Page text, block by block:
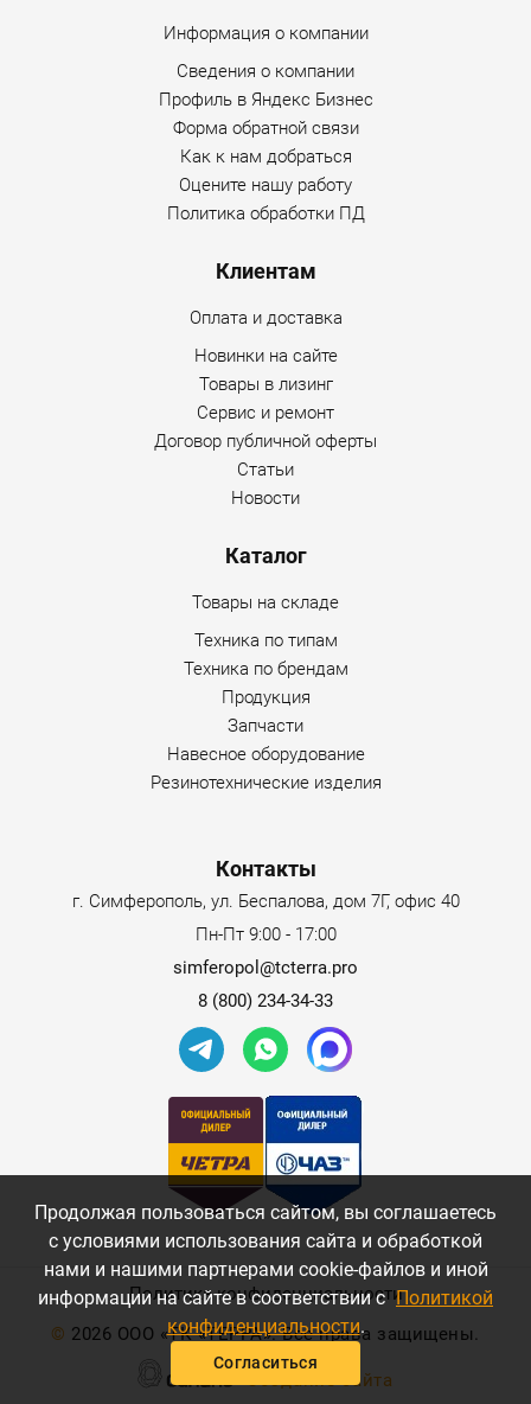
Информация о компании
Сведения о компании
Профиль в Яндекс Бизнес
Форма обратной связи
Как к нам добраться
Оцените нашу работу
Политика обработки ПД
Клиентам
Оплата и доставка
Новинки на сайте
Товары в лизинг
Сервис и ремонт
Договор публичной оферты
Статьи
Новости
Каталог
Товары на складе
Техника по типам
Техника по брендам
Продукция
Запчасти
Навесное оборудование
Резинотехнические изделия
Контакты
г. Симферополь, ул. Беспалова, дом 7Г, офис 40
Пн-Пт 9:00 - 17:00
simferopol@tcterra.pro
8 (800) 234-34-33
© 2026 ООО «ТК «ТЕРРА». Все права защищены.
Политика конфиденциальности
Создание сайта
Продолжая пользоваться сайтом, вы соглашаетесь
с условиями использования сайта и обработкой
нами и нашими партнерами cookie-файлов и иной
информации на сайте в соответствии с Политикой
конфиденциальности.
Согласиться